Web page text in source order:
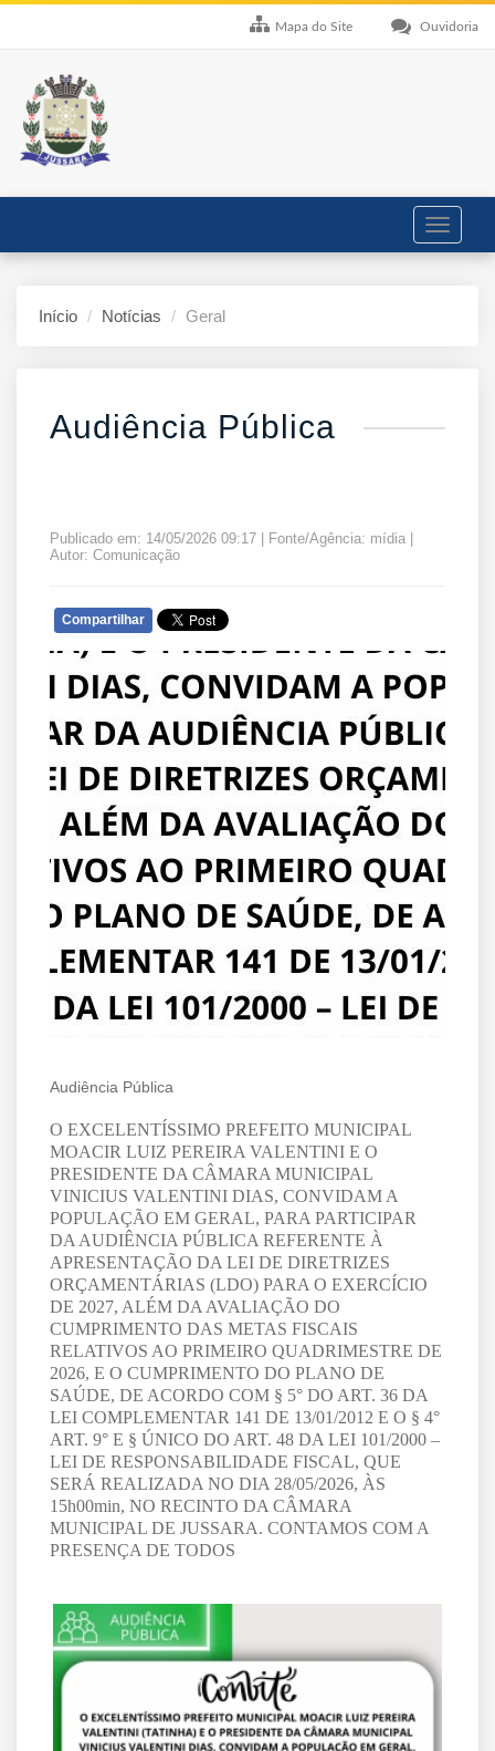
Ouvidoria
Mapa do Site
Toggle
Início Notícias Geral
Audiência Pública
Publicado em: 14/05/2026 09:17 | Fonte/Agência: mídia |
Autor: Comunicação
Compartilhar
Audiência Pública
O EXCELENTÍSSIMO PREFEITO MUNICIPAL
MOACIR LUIZ PEREIRA VALENTINI E O
PRESIDENTE DA CÂMARA MUNICIPAL
VINICIUS VALENTINI DIAS, CONVIDAM A
POPULAÇÃO EM GERAL, PARA PARTICIPAR
DA AUDIÊNCIA PÚBLICA REFERENTE À
APRESENTAÇÃO DA LEI DE DIRETRIZES
ORÇAMENTÁRIAS (LDO) PARA O EXERCÍCIO
DE 2027, ALÉM DA AVALIAÇÃO DO
CUMPRIMENTO DAS METAS FISCAIS
RELATIVOS AO PRIMEIRO QUADRIMESTRE DE
2026, E O CUMPRIMENTO DO PLANO DE
SAÚDE, DE ACORDO COM § 5° DO ART. 36 DA
LEI COMPLEMENTAR 141 DE 13/01/2012 E O § 4°
ART. 9° E § ÚNICO DO ART. 48 DA LEI 101/2000 –
LEI DE RESPONSABILIDADE FISCAL, QUE
SERÁ REALIZADA NO DIA 28/05/2026, ÀS
15h00min, NO RECINTO DA CÂMARA
MUNICIPAL DE JUSSARA. CONTAMOS COM A
PRESENÇA DE TODOS